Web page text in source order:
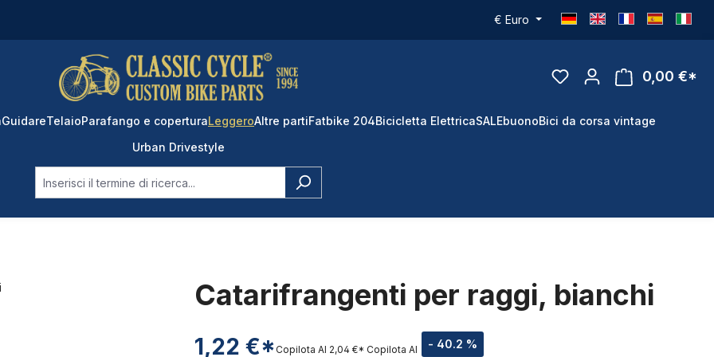
€ Euro
0,00 €*
GuidareTelaioParafango e coperturaLeggeroAltre partiFatbike 204Bicicletta ElettricaSALEbuonoBici da corsa vintage
Urban Drivestyle
Catarifrangenti per raggi, bianchi
1,22 €* - 40.2 %
Copilota AI 2,04 €* Copilota AI